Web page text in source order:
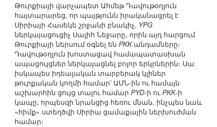
Թուրքիայի վարչապետ Ահմեթ Դավութօղլուն
հայտարարեց, որ պայթյունն իրականացրել է
Սիրիայի Հասեկե շրջանի բնակիչ, YPG
ներկայացուցիչ Սալիհ Նեջարը, որին այդ հարցում
Թուրքիայի ներսում օգնել են PKKանդամները։
Դավութօղլուն խոստացավ համապատասխան
ապացույցներ ներկայացնել բոլոր երկրներին։ Սա
իսկապես իդեալական տարբերակ կլիներ
թուրքական կողմի համար՝ ԱՄՆ-ին ու համայն
աշխարհին ցույց տալու համար PYD-ի ուPKK-ի
կապը, որպեսզի նրանցից հեռու մնան, ինչպես նաև
«հիմք» ստեղծվի Սիրիա ցամաքային ներխուժման
համար։